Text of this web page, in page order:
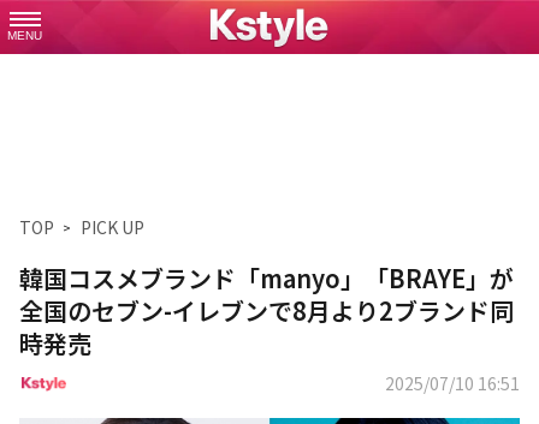
MENU
TOP PICK UP
韓国コスメブランド「manyo」「BRAYE」が
全国のセブン-イレブンで8月より2ブランド同
時発売
2025/07/10 16:51